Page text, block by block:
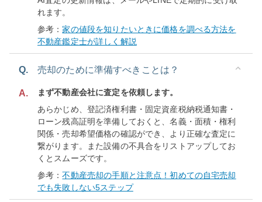
れます。
参考：家の値段を知りたいときに価格を調べる方法を
不動産鑑定士が詳しく解説
Q. 売却のために準備すべきことは？
A.
まず不動産会社に査定を依頼します。
あらかじめ、登記済権利書・固定資産税納税通知書・
ローン残高証明を準備しておくと、名義・面積・権利
関係・売却希望価格の確認ができ、より正確な査定に
繋がります。また設備の不具合をリストアップしてお
くとスムーズです。
参考：不動産売却の手順と注意点！初めての自宅売却
でも失敗しない5ステップ